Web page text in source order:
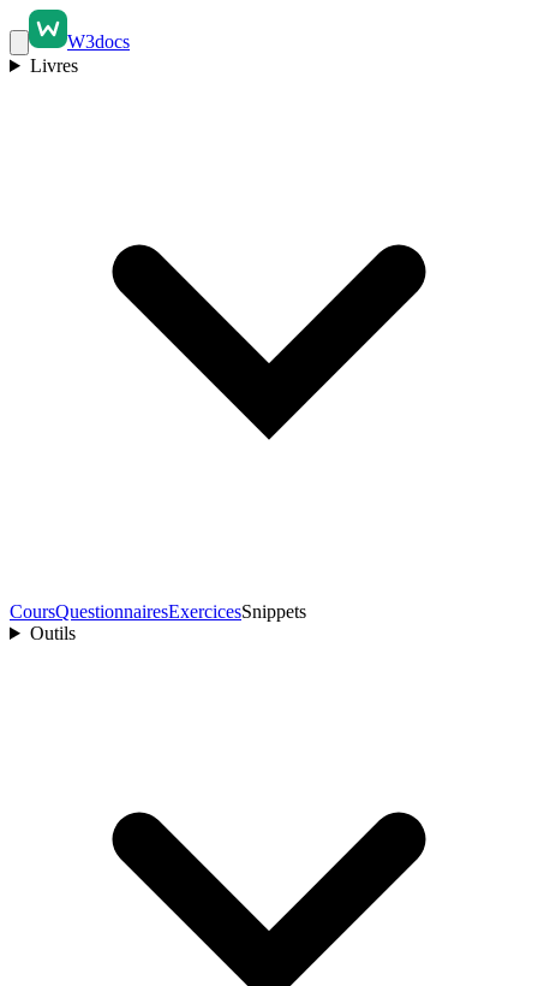
W3docs
Livres
CoursQuestionnairesExercicesSnippets
Outils